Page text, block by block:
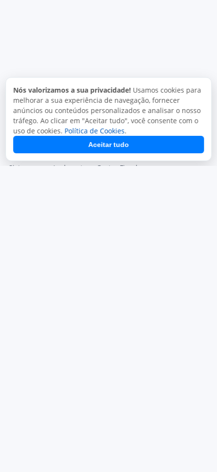
Segmentos
Segmentos Atendidos
Sistema Para Pizzarias
Sistema para Restaurantes
Sistema para Delivery
Sistema para Lachonetes
Soluções
Sistema JuxtaPOS
JuxtaPOS V3
Sistema JuxtaPED
Sistema Mono Delivery
Gestor Fiscal
Nós valorizamos a sua privacidade! Usamos cookies para
melhorar a sua experiência de navegação, fornecer
anúncios ou conteúdos personalizados e analisar o nosso
tráfego. Ao clicar em "Aceitar tudo", você consente com o
uso de cookies. Política de Cookies.
Aceitar tudo